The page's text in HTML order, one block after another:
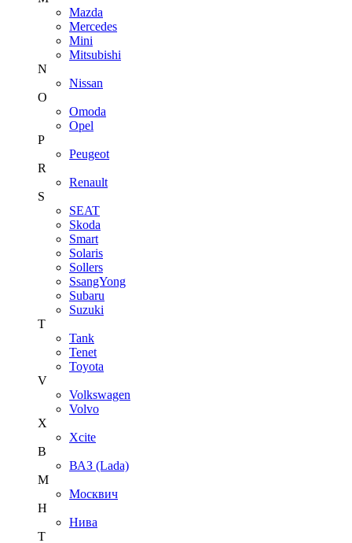
Mazda
Mercedes
Mini
Mitsubishi
N
Nissan
O
Omoda
Opel
P
Peugeot
R
Renault
S
SEAT
Skoda
Smart
Solaris
Sollers
SsangYong
Subaru
Suzuki
T
Tank
Tenet
Toyota
V
Volkswagen
Volvo
X
Xcite
В
ВАЗ (Lada)
М
Москвич
Н
Нива
Т